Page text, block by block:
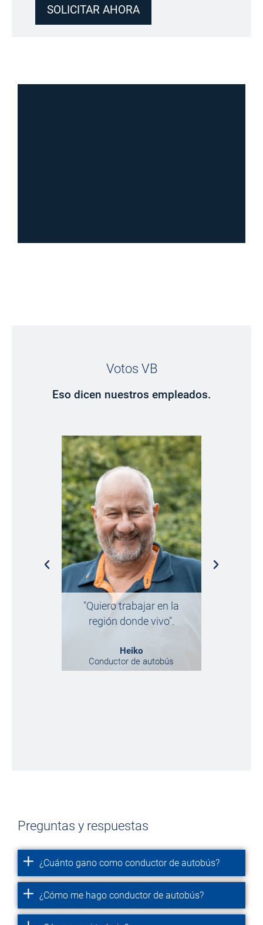
SOLICITAR AHORA
Votos VB
Eso dicen nuestros empleados.
"Quiero trabajar en la
región donde vivo".
Heiko
Conductor de autobús
Preguntas y respuestas
¿Cuánto gano como conductor de autobús?
¿Cómo me hago conductor de autobús?